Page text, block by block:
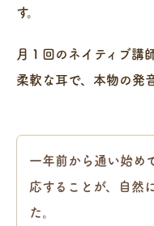
す。
月１回のネイティブ講
柔軟な耳で、本物の発
一年前から通い始め
応することが、自然
た。